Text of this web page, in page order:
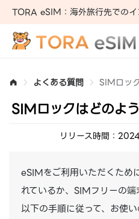
TORA eSIM：海外旅行先でのイ
よくある質問 SIMロッ
SIMロックはどのよ
リリース時間：
eSIMをご利用いただくため
れているか、SIMフリーの端
以下の手順に従って、お使